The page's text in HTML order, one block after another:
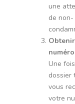
une
de non-
Une
dossier
vous
votre